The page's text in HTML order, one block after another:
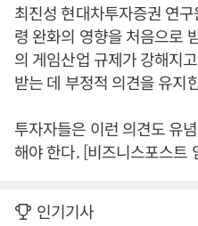
최진성 현대차투자증권 연
령 완화의 영향을 처음으로
의 게임산업 규제가 강해지
받는 데 부정적 의견을 유지
투자자들은 이런 의견도 유
해야 한다. [비즈니스포스트
인기기사